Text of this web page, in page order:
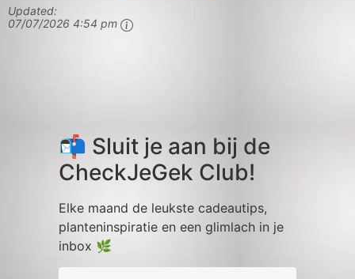
Updated:
07/07/2026 4:54 pm
📬 Sluit je aan bij de
CheckJeGek Club!
Elke maand de leukste cadeautips,
planteninspiratie en een glimlach in je
inbox 🌿